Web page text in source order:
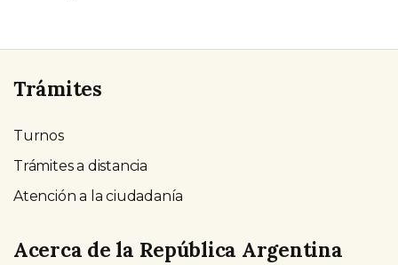
Trámites
Turnos
Trámites a distancia
Atención a la ciudadanía
Acerca de la República Argentina